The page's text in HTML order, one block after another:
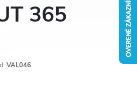
365
VAL046